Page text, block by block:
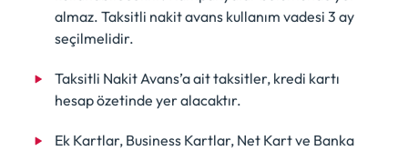
almaz. Taksitli nakit avans kullanım vadesi 3 ay
seçilmelidir.
Taksitli Nakit Avans’a ait taksitler, kredi kartı
hesap özetinde yer alacaktır.
Ek Kartlar, Business Kartlar, Net Kart ve Banka